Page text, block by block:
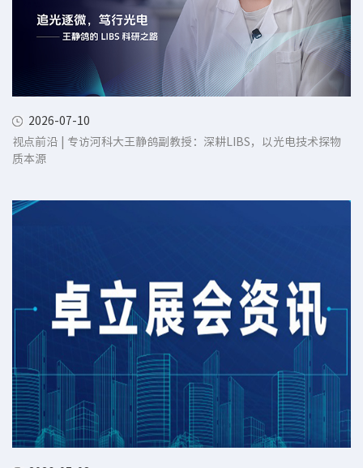
2026-07-10
视点前沿 | 专访河科大王静鸽副教授：深耕LIBS，以光电技术探物
质本源